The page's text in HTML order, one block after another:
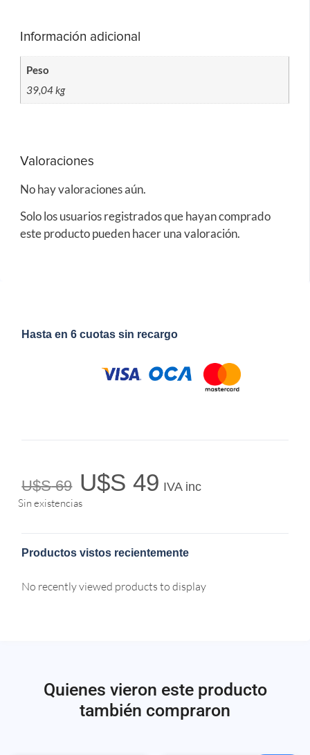
Información adicional
Peso
39,04 kg
Valoraciones
No hay valoraciones aún.
Solo los usuarios registrados que hayan comprado
este producto pueden hacer una valoración.
Hasta en 6 cuotas sin recargo
U$S69 U$S 49 IVA inc
Sin existencias
Productos vistos recientemente
No recently viewed products to display
Quienes vieron este producto
también compraron